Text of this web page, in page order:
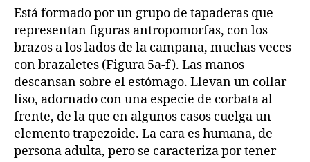
Está formado por un grupo de tapaderas que
representan figuras antropomorfas, con los
brazos a los lados de la campana, muchas veces
con brazaletes (Figura 5a-f). Las manos
descansan sobre el estómago. Llevan un collar
liso, adornado con una especie de corbata al
frente, de la que en algunos casos cuelga un
elemento trapezoide. La cara es humana, de
persona adulta, pero se caracteriza por tener